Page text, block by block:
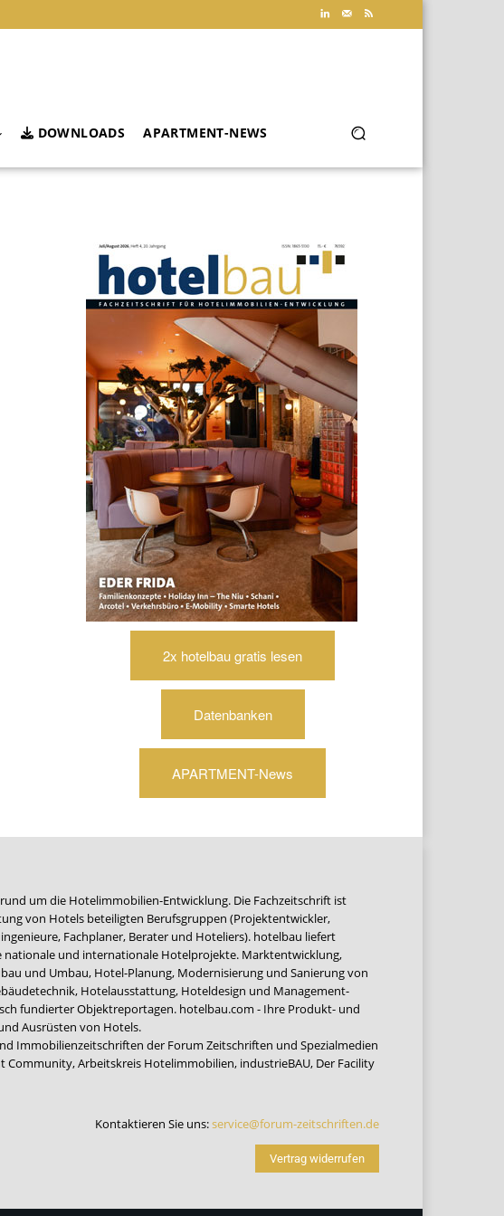
DOWNLOADS APARTMENT-NEWS
2x hotelbau gratis lesen
Datenbanken
APARTMENT-News
um die Hotelimmobilien-Entwicklung. Die Fachzeitschrift ist
von Hotels beteiligten Berufsgruppen (Projektentwickler,
Fachplaner, Berater und Hoteliers). hotelbau liefert
und internationale Hotelprojekte. Marktentwicklung,
und Umbau, Hotel-Planung, Modernisierung und Sanierung von
Hotelausstattung, Hoteldesign und Management-
fundierter Objektreportagen. hotelbau.com - Ihre Produkt- und
Ausrüsten von Hotels.
Immobilienzeitschriften der Forum Zeitschriften und Spezialmedien
Community,Arbeitskreis Hotelimmobilien, industrieBAU, Der Facility
Kontaktieren Sie uns:service@forum-zeitschriften.de
Vertrag widerrufen